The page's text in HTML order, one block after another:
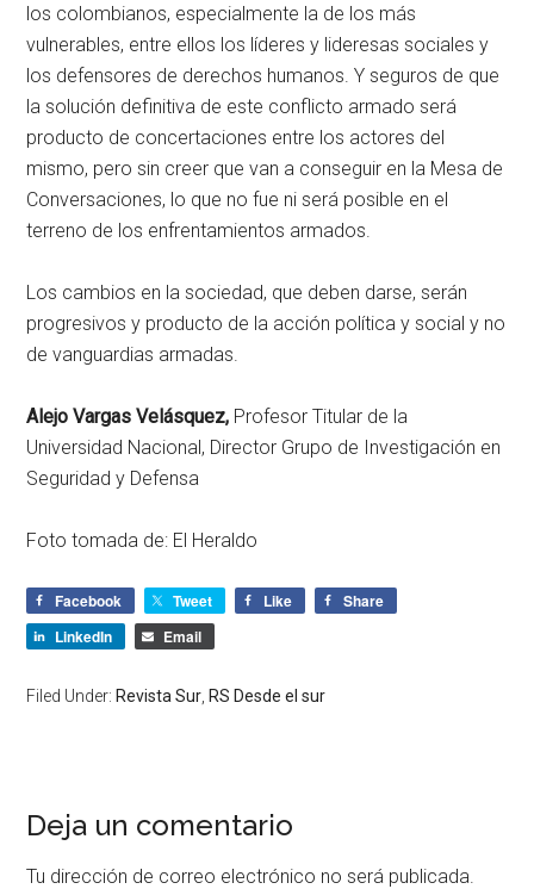
los colombianos, especialmente la de los más
vulnerables, entre ellos los líderes y lideresas sociales y
los defensores de derechos humanos. Y seguros de que
la solución definitiva de este conflicto armado será
producto de concertaciones entre los actores del
mismo, pero sin creer que van a conseguir en la Mesa de
Conversaciones, lo que no fue ni será posible en el
terreno de los enfrentamientos armados.
Los cambios en la sociedad, que deben darse, serán
progresivos y producto de la acción política y social y no
de vanguardias armadas.
Alejo Vargas Velásquez, Profesor Titular de la
Universidad Nacional, Director Grupo de Investigación en
Seguridad y Defensa
Foto tomada de: El Heraldo
Facebook Tweet Like
Share
LinkedIn
Email
Filed Under: Revista Sur RS Desde el sur
Deja un comentario
Tu dirección de correo electrónico no será publicada.